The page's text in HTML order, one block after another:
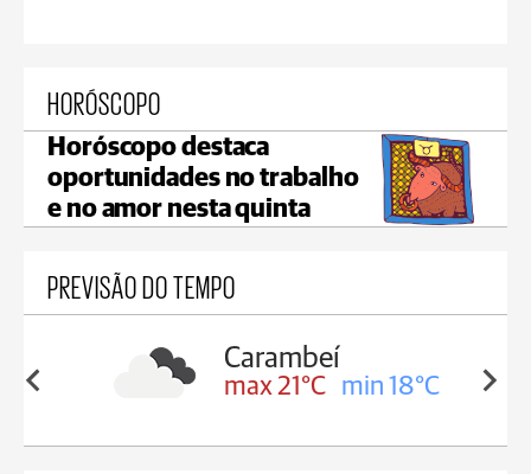
HORÓSCOPO
Horóscopo destaca
oportunidades no trabalho
e no amor nesta quinta
PREVISÃO DO TEMPO
19°C
Carambeí
max 21°C min 18°C